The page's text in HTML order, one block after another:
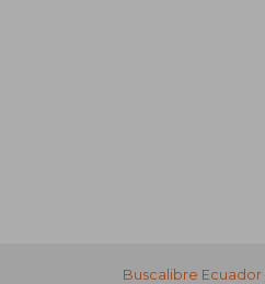
Buscalibre Ecuador